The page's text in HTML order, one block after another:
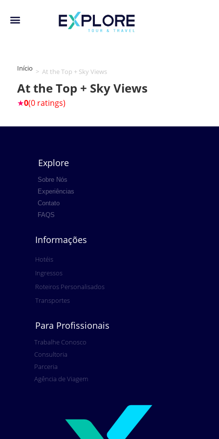
Início > At the Top + Sky Views
At the Top + Sky Views
★0(0 ratings)
Explore
Sobre Nós
Experiências
Contato
FAQS
Informações
Hotéis
Ingressos
Roteiros Personalisados
Transportes
Para Profissionais
Trabalhe Conosco
Consultoria
Parceria
Agência de Viagem